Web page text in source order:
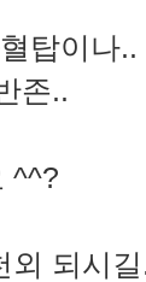
탑이나
존..
^^?
외 되시